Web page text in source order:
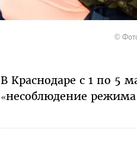
©
В Краснодаре с 1 по 5
«несоблюдение